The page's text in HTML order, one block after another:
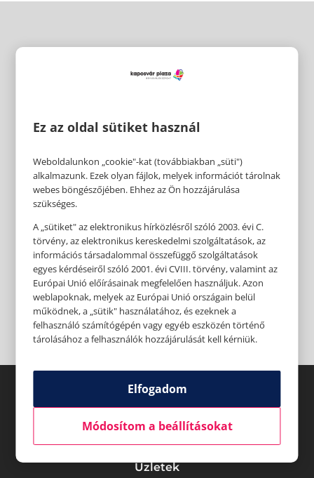
Üzletek
Ez az oldal sütiket használ
Weboldalunkon „cookie"-kat (továbbiakban „süti")
alkalmazunk. Ezek olyan fájlok, melyek információt tárolnak
webes böngészőjében. Ehhez az Ön hozzájárulása
szükséges.
A „sütiket" az elektronikus hírközlésről szóló 2003. évi C.
törvény, az elektronikus kereskedelmi szolgáltatások, az
információs társadalommal összefüggő szolgáltatások
egyes kérdéseiről szóló 2001. évi CVIII. törvény, valamint az
Európai Unió előírásainak megfelelően használjuk. Azon
weblapoknak, melyek az Európai Unió országain belül
működnek, a „sütik" használatához, és ezeknek a
felhasználó számítógépén vagy egyéb eszközén történő
tárolásához a felhasználók hozzájárulását kell kérniük.
Elfogadom
Módosítom a beállításokat